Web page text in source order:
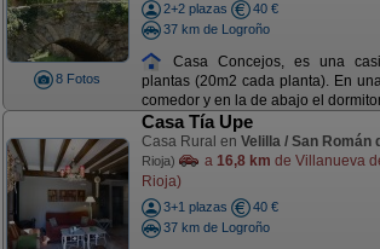
8 Fotos
2+2 plazas
40 €
37 km de Logroño
Casa Concejos, es una
plantas (20m2 cada planta). En
comedor y en la de abajo el
Casa Tía Upe
Casa Rural en Velilla / San Román
Rioja)
a 16,8 km de Villanueva
Rioja)
3+1 plazas
40 €
37 km de Logroño